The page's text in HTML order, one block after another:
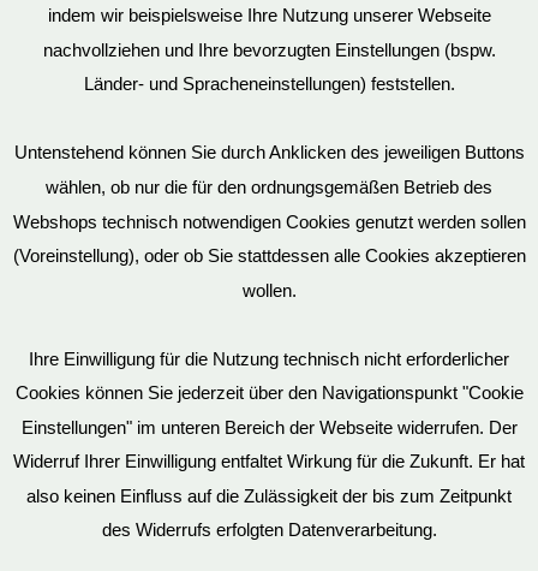
Mein Konto
Vertrag widerrufen
Impressum
indem wir beispielsweise Ihre Nutzung unserer Webseite
nachvollziehen und Ihre bevorzugten Einstellungen (bspw.
Länder- und Spracheneinstellungen) feststellen.
Untenstehend können Sie durch Anklicken des jeweiligen Buttons
wählen, ob nur die für den ordnungsgemäßen Betrieb des
Webshops technisch notwendigen Cookies genutzt werden sollen
(Voreinstellung), oder ob Sie stattdessen alle Cookies akzeptieren
wollen.
Ihre Einwilligung für die Nutzung technisch nicht erforderlicher
Cookies können Sie jederzeit über den Navigationspunkt "Cookie
Einstellungen" im unteren Bereich der Webseite widerrufen. Der
Widerruf Ihrer Einwilligung entfaltet Wirkung für die Zukunft. Er hat
also keinen Einfluss auf die Zulässigkeit der bis zum Zeitpunkt
des Widerrufs erfolgten Datenverarbeitung.